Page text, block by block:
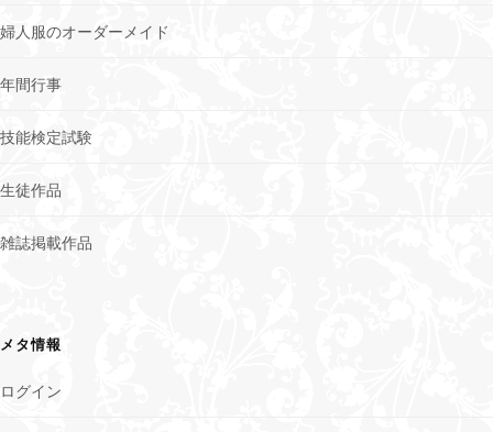
婦人服のオーダーメイド
年間行事
技能検定試験
生徒作品
雑誌掲載作品
メタ情報
ログイン